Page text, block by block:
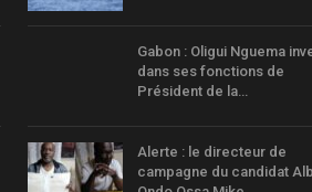
Gabon : Oligui Nguema
dans ses fonctions de
Président de la…
Alerte : le directeur de
campagne du candidat